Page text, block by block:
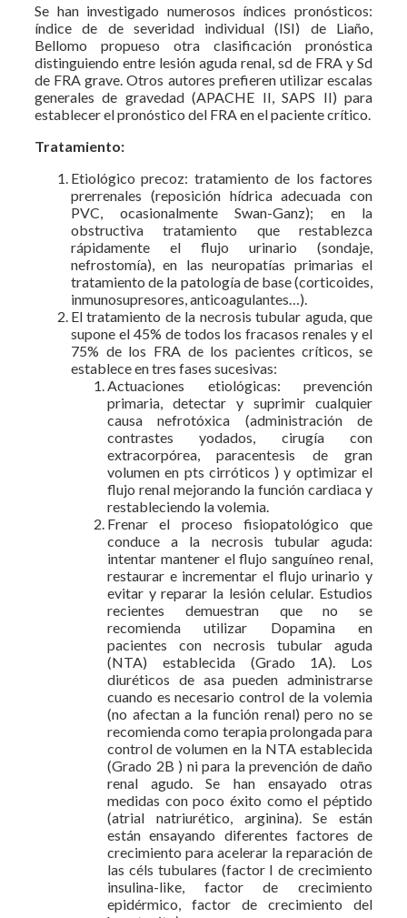
Se han investigado numerosos índices pronósticos:
índice de de severidad individual (ISI) de Liaño,
Bellomo propueso otra clasificación pronóstica
distinguiendo entre lesión aguda renal, sd de FRA y Sd
de FRA grave. Otros autores prefieren utilizar escalas
generales de gravedad (APACHE II, SAPS II) para
establecer el pronóstico del FRA en el paciente crítico.
Tratamiento:
Etiológico precoz: tratamiento de los factores
prerrenales (reposición hídrica adecuada con
PVC, ocasionalmente Swan-Ganz); en la
obstructiva tratamiento que restablezca
rápidamente el flujo urinario (sondaje,
nefrostomía), en las neuropatías primarias el
tratamiento de la patología de base (corticoides,
inmunosupresores, anticoagulantes…).
El tratamiento de la necrosis tubular aguda, que
supone el 45% de todos los fracasos renales y el
75% de los FRA de los pacientes críticos, se
establece en tres fases sucesivas:
Actuaciones etiológicas: prevención
primaria, detectar y suprimir cualquier
causa nefrotóxica (administración de
contrastes yodados, cirugía con
extracorpórea, paracentesis de gran
volumen en pts cirróticos ) y optimizar el
flujo renal mejorando la función cardiaca y
restableciendo la volemia.
Frenar el proceso fisiopatológico que
conduce a la necrosis tubular aguda:
intentar mantener el flujo sanguíneo renal,
restaurar e incrementar el flujo urinario y
evitar y reparar la lesión celular. Estudios
recientes demuestran que no se
recomienda utilizar Dopamina en
pacientes con necrosis tubular aguda
(NTA) establecida (Grado 1A). Los
diuréticos de asa pueden administrarse
cuando es necesario control de la volemia
(no afectan a la función renal) pero no se
recomienda como terapia prolongada para
control de volumen en la NTA establecida
(Grado 2B ) ni para la prevención de daño
renal agudo. Se han ensayado otras
medidas con poco éxito como el péptido
(atrial natriurético, arginina). Se están
están ensayando diferentes factores de
crecimiento para acelerar la reparación de
las céls tubulares (factor I de crecimiento
insulina-like, factor de crecimiento
epidérmico, factor de crecimiento del